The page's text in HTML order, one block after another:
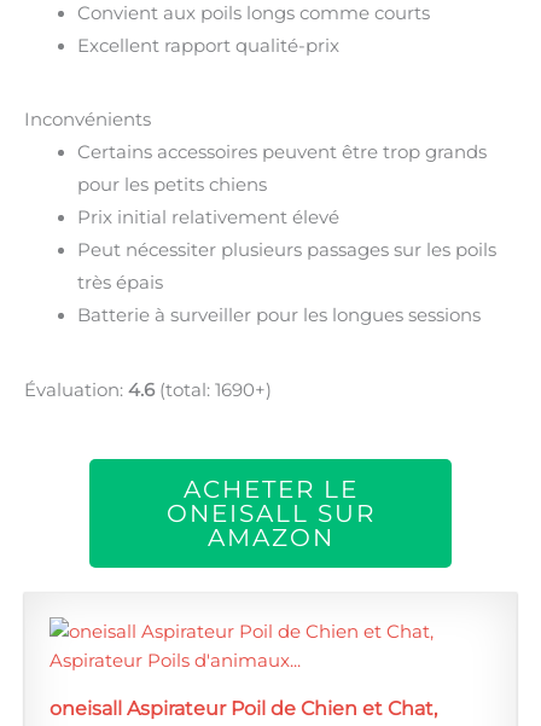
Convient aux poils longs comme courts
Excellent rapport qualité-prix
Inconvénients
Certains accessoires peuvent être trop grands
pour les petits chiens
Prix initial relativement élevé
Peut nécessiter plusieurs passages sur les poils
très épais
Batterie à surveiller pour les longues sessions
Évaluation: 4.6(total: 1690+)
ACHETER LE
ONEISALL SUR
AMAZON
oneisall Aspirateur Poil de Chien et Chat,